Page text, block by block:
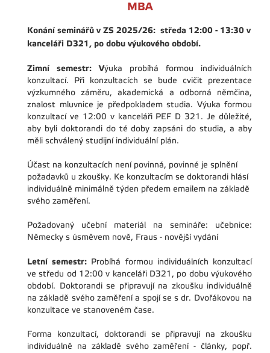
MBA
Konání seminářů v ZS 2025/26: středa 12:00 - 13:30 v
kanceláři D321, po dobu výukového období.
Zimní semestr: Výuka probíhá formou individuálních
konzultací. Při konzultacích se bude cvičit prezentace
výzkumného záměru, akademická a odborná němčina,
znalost mluvnice je předpokladem studia. Výuka formou
konzultací ve 12:00 v kanceláři PEF D 321. Je důležité,
aby byli doktorandi do té doby zapsáni do studia, a aby
měli schválený studijní individuální plán.
Účast na konzultacích není povinná, povinné je splnění
požadavků u zkoušky. Ke konzultacím se doktorandi hlásí
individuálně minimálně týden předem emailem na základě
svého zaměření.
Požadovaný učební materiál na semináře: učebnice:
Německy s úsměvem nově, Fraus - novější vydání
Letní semestr: Probíhá formou individuálních konzultací
vestředu od 12:00 v kanceláři D321, po dobu výukového
období. Doktorandi se připravují na zkoušku individuálně
na základě svého zaměření a spojí se s dr. Dvořákovou na
konzultace ve stanoveném čase.
Forma konzultací, doktorandi se připravují na zkoušku
individuálně na základě svého zaměření - články, popř.